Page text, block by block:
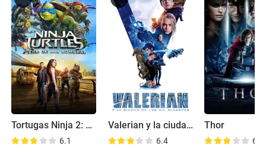
Tortugas Ninja 2: Fuera de las sombras
6.1
Valerian y la ciudad de los mil planetas
6.4
Thor
6.9